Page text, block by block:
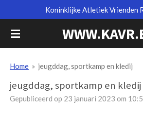
direct
naar
Koninklijke Atletiek Vrienden
Home » jeugddag, sportkamp en kledij
jeugddag, sportkamp en kledij
Gepubliceerd op 23 januari 2023 om